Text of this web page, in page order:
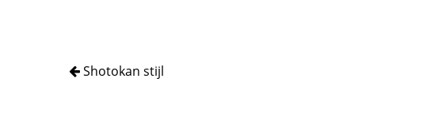
Shotokan stijl